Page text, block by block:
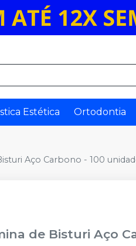
Estética Ortodontia
Aço Carbono - 100
de Bisturi Aço